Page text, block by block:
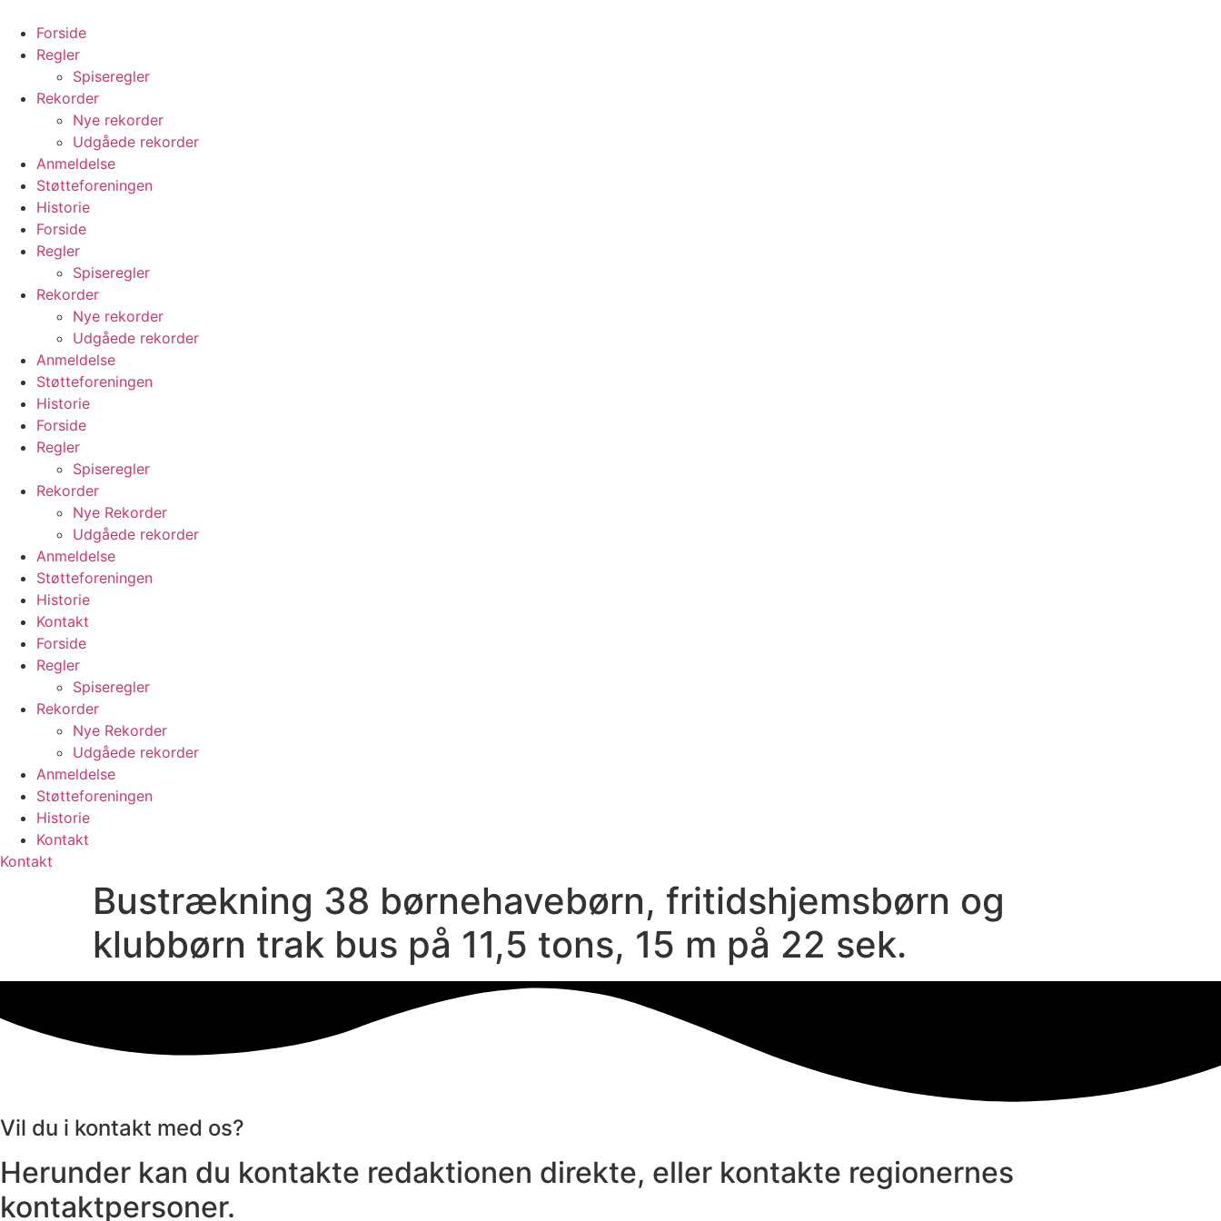
indhold
Forside
Regler
Spiseregler
Rekorder
Nye rekorder
Udgåede rekorder
Anmeldelse
Støtteforeningen
Historie
Forside
Regler
Spiseregler
Rekorder
Nye rekorder
Udgåede rekorder
Anmeldelse
Støtteforeningen
Historie
Forside
Regler
Spiseregler
Rekorder
Nye Rekorder
Udgåede rekorder
Anmeldelse
Støtteforeningen
Historie
Kontakt
Forside
Regler
Spiseregler
Rekorder
Nye Rekorder
Udgåede rekorder
Anmeldelse
Støtteforeningen
Historie
Kontakt
Kontakt
Bustrækning 38 børnehavebørn, fritidshjemsbørn og
klubbørn trak bus på 11,5 tons, 15 m på 22 sek.
Vil du i kontakt med os?
Herunder kan du kontakte redaktionen direkte, eller kontakte regionernes
kontaktpersoner.